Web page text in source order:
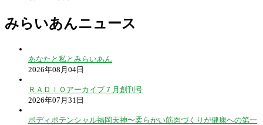
みらいあんニュース
あなたと私とみらいあん
2026年08月04日
ＲＡＤＩＯアーカイブ７月創刊号
2026年07月31日
ボディポテンシャル福岡天神〜柔らかい筋肉づくりが健康への第一